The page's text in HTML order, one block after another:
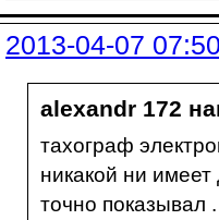
2013-04-07
alexandr 172
тахограф
никакой ни
точно показывал .